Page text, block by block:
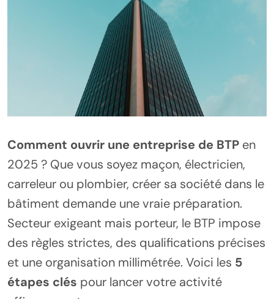
Comment ouvrir une entreprise de BTP en
2025 ? Que vous soyez maçon, électricien,
carreleur ou plombier, créer sa société dans le
bâtiment demande une vraie préparation.
Secteur exigeant mais porteur, le BTP impose
des règles strictes, des qualifications précises
et une organisation millimétrée. Voici les 5
étapes clés pour lancer votre activité